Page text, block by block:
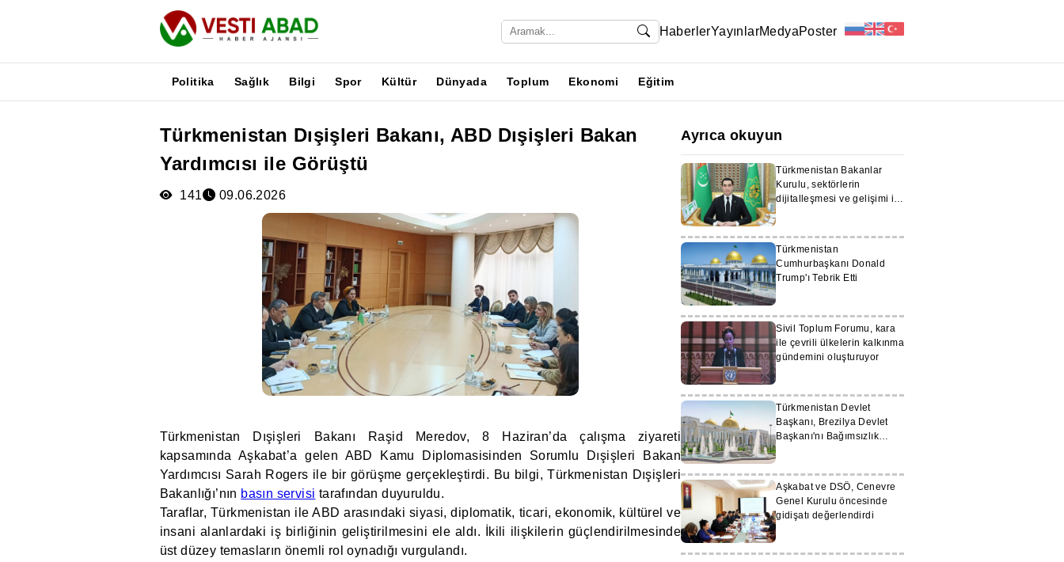
HaberlerYayınlarMedyaPoster
Politika Sağlık Bilgi Spor Kültür Dünyada Toplum Ekonomi Eğitim
Türkmenistan Dışişleri Bakanı, ABD Dışişleri Bakan
Yardımcısı ile Görüştü
141 09.06.2026
Türkmenistan Dışişleri Bakanı Raşid Meredov, 8 Haziran’da çalışma ziyareti
kapsamında Aşkabat’a gelen ABD Kamu Diplomasisinden Sorumlu Dışişleri Bakan
Yardımcısı Sarah Rogers ile bir görüşme gerçekleştirdi. Bu bilgi, Türkmenistan Dışişleri
Bakanlığı’nın basın servisi tarafından duyuruldu.
Taraflar, Türkmenistan ile ABD arasındaki siyasi, diplomatik, ticari, ekonomik, kültürel ve
insani alanlardaki iş birliğinin geliştirilmesini ele aldı. İkili ilişkilerin güçlendirilmesinde
üst düzey temasların önemli rol oynadığı vurgulandı.
Ayrıca okuyun
Türkmenistan Bakanlar
Kurulu, sektörlerin
dijitalleşmesi ve gelişimi ile
Türkmenistan
Cumhurbaşkanı Donald
Trump'ı Tebrik Etti
Sivil Toplum Forumu, kara
ile çevrili ülkelerin kalkınma
gündemini oluşturuyor
Türkmenistan Devlet
Başkanı, Brezilya Devlet
Başkanı'nı Bağımsızlık
Aşkabat ve DSÖ, Cenevre
Genel Kurulu öncesinde
gidişatı değerlendirdi